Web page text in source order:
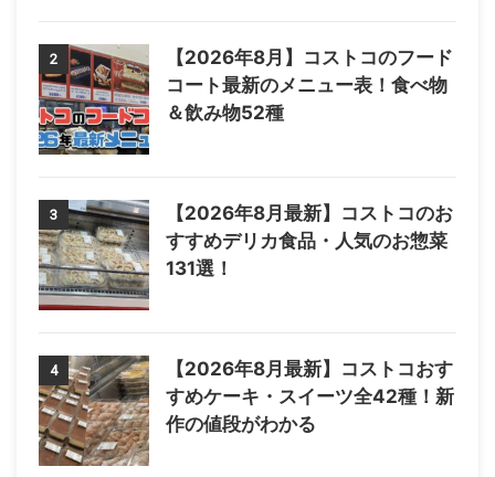
2
【2026年8月】コストコのフード
コート最新のメニュー表！食べ物
＆飲み物52種
3
【2026年8月最新】コストコのお
すすめデリカ食品・人気のお惣菜
131選！
4
【2026年8月最新】コストコおす
すめケーキ・スイーツ全42種！新
作の値段がわかる